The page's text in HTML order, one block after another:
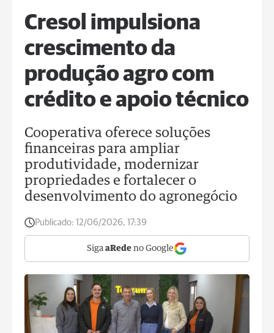
Cresol impulsiona
crescimento da
produção agro com
crédito e apoio técnico
Cooperativa oferece soluções
financeiras para ampliar
produtividade, modernizar
propriedades e fortalecer o
desenvolvimento do agronegócio
Publicado: 12/06/2026, 17:39
Siga aRede no Google